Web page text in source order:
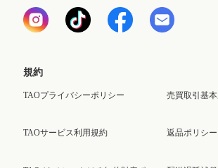
規約
TAOプライバシーポリシー
TAOサービス利用規約
売買取引基
返品ポリシー